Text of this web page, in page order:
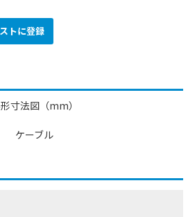
トに登録
寸法図（mm）
ケーブル